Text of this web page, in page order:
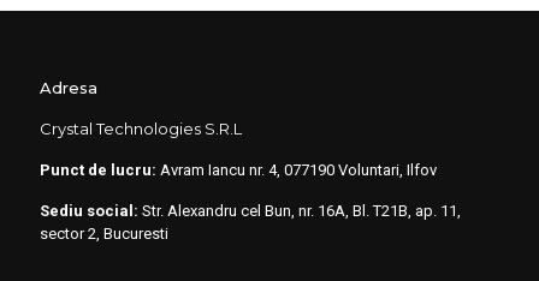
Adresa
Crystal Technologies S.R.L
Punct de lucru: Avram Iancu nr. 4, 077190 Voluntari, Ilfov
Sediu social: Str. Alexandru cel Bun, nr. 16A, Bl. T21B, ap. 11,
sector 2, Bucuresti